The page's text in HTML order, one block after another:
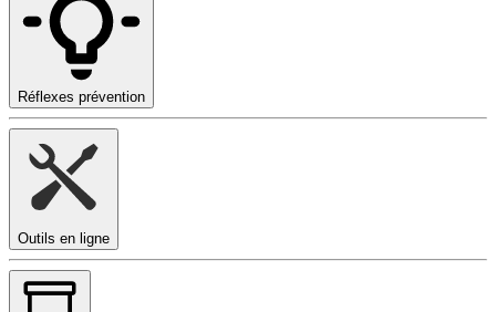
Réflexes prévention
Outils en ligne